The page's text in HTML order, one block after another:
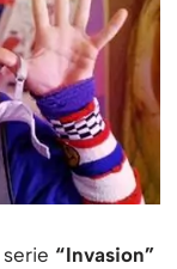
“Invasion”